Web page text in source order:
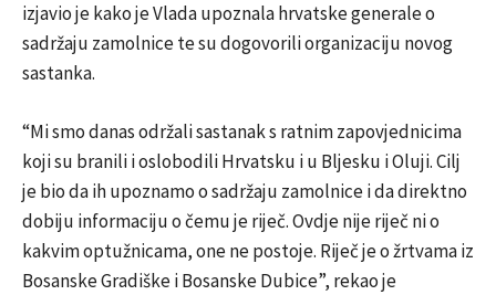
izjavio je kako je Vlada upoznala hrvatske generale o
sadržaju zamolnice te su dogovorili organizaciju novog
sastanka.
“Mi smo danas održali sastanak s ratnim zapovjednicima
koji su branili i oslobodili Hrvatsku i u Bljesku i Oluji. Cilj
je bio da ih upoznamo o sadržaju zamolnice i da direktno
dobiju informaciju o čemu je riječ. Ovdje nije riječ ni o
kakvim optužnicama, one ne postoje. Riječ je o žrtvama iz
Bosanske Gradiške i Bosanske Dubice”, rekao je